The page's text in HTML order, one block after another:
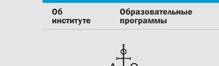
Об
институте
Образовательные
программы